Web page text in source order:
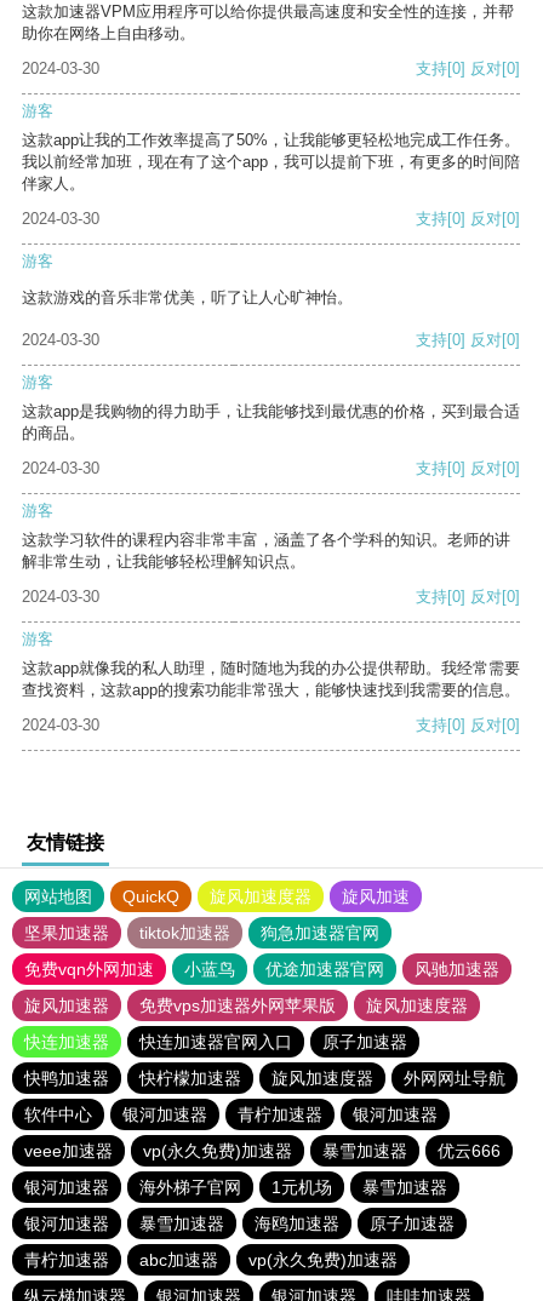
这款加速器VPM应用程序可以给你提供最高速度和安全性的连接，并帮
助你在网络上自由移动。
2024-03-30
支持[0] 反对[0]
游客
这款app让我的工作效率提高了50%，让我能够更轻松地完成工作任务。
我以前经常加班，现在有了这个app，我可以提前下班，有更多的时间陪
伴家人。
2024-03-30
支持[0] 反对[0]
游客
这款游戏的音乐非常优美，听了让人心旷神怡。
2024-03-30 支持[0] 反对[0]
游客
这款app是我购物的得力助手，让我能够找到最优惠的价格，买到最合适
的商品。
2024-03-30
支持[0] 反对[0]
游客
这款学习软件的课程内容非常丰富，涵盖了各个学科的知识。老师的讲
解非常生动，让我能够轻松理解知识点。
2024-03-30
支持[0] 反对[0]
游客
这款app就像我的私人助理，随时随地为我的办公提供帮助。我经常需要
查找资料，这款app的搜索功能非常强大，能够快速找到我需要的信息。
2024-03-30
支持[0] 反对[0]
友情链接
网站地图 QuickQ 旋风加速度器
旋风加速
坚果加速器
tiktok加速器
狗急加速器官网
免费vqn外网加速
小蓝鸟 优途加速器官网
风驰加速器
旋风加速器
免费vps加速器外网苹果版
旋风加速度器
快连加速器
快连加速器官网入口
原子加速器
快鸭加速器
快柠檬加速器 旋风加速度器
外网网址导航
软件中心
银河加速器 青柠加速器
银河加速器
veee加速器
vp(永久免费)加速器 暴雪加速器
优云666
银河加速器
海外梯子官网 1元机场
暴雪加速器
银河加速器
暴雪加速器 海鸥加速器
原子加速器
青柠加速器
abc加速器
vp(永久免费)加速器
纵云梯加速器
银河加速器 银河加速器 哇哇加速器